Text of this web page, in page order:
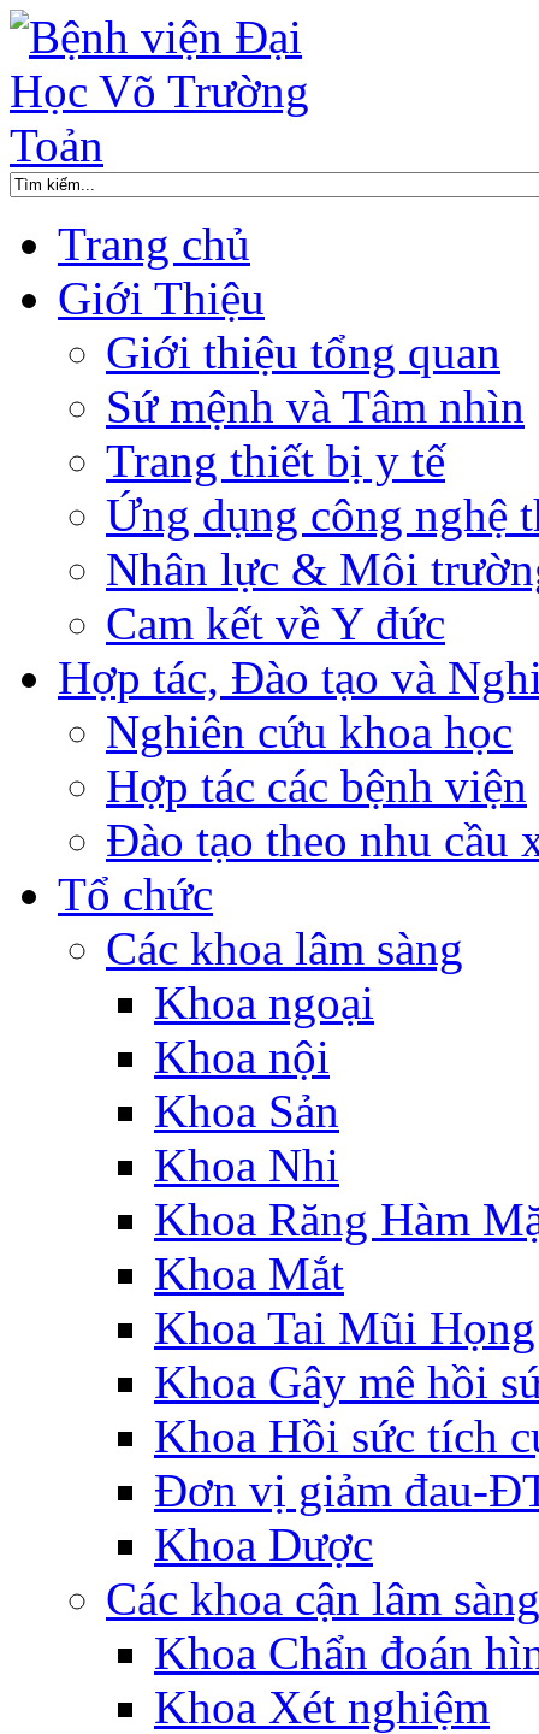
Trang chủ
Giới Thiệu
Giới thiệu tổng quan
Sứ mệnh và Tâm nhìn
Trang thiết bị y tế
Ứng dụng công nghệ
Nhân lực & Môi
Cam kết về Y đức
Hợp tác, Đào tạo và
Nghiên cứu khoa học
Hợp tác các bệnh viện
Đào tạo theo nhu cầu
Tổ chức
Các khoa lâm sàng
Khoa ngoại
Khoa nội
Khoa Sản
Khoa Nhi
Khoa Răng Hàm
Khoa Mắt
Khoa Tai Mũi Họng
Khoa Gây mê hồi
Khoa Hồi sức tích
Đơn vị giảm đau-
Khoa Dược
Các khoa cận lâm sàng
Khoa Chẩn đoán
Khoa Xét nghiệm